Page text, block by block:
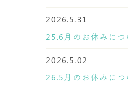
2026.5.31
25.6月のお休みにつ
2026.5.02
26.5月のお休みにつ